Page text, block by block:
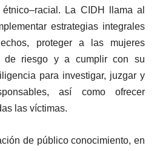
La CIDH llama al
estrategias integrales
proteger a las mujeres
de riesgo y a cumplir con su
para investigar, juzgar y
así como ofrecer
las víctimas.
de público conocimiento, en